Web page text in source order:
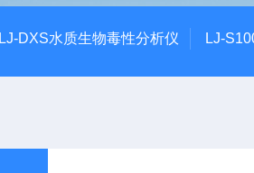
LJ-DXS水质生物毒性分析仪 LJ-